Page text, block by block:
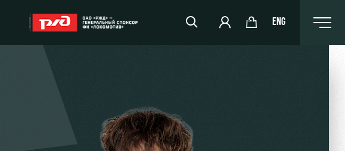
ENG
РЖД Арена
Организация мероприятий